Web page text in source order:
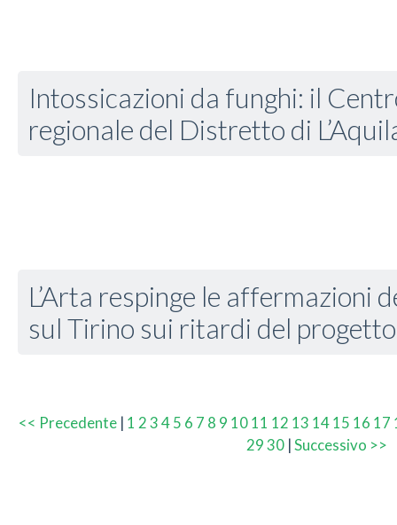
Intossicazioni da funghi: il
regionale del Distretto di
L’Arta respinge le affermazioni
sul Tirino sui ritardi del
<< Precedente | 1 2345 6 7 8 9 1011 12 13 1415 16 17
2930 |Successivo >>